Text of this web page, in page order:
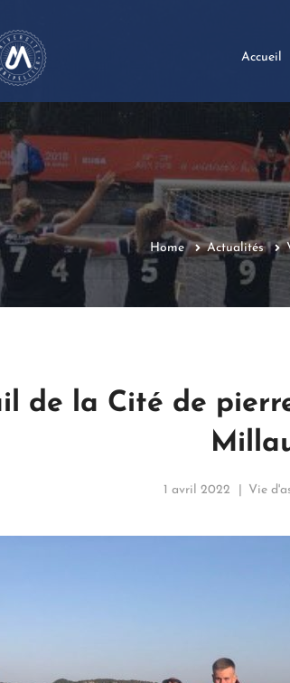
Accueil
Home Actualités
de la Cité de
1 avril 2022 Vie